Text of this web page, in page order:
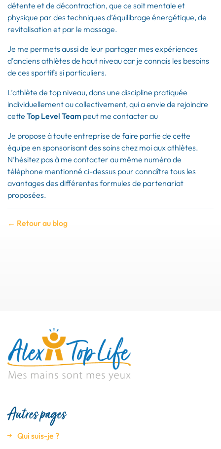
détente et de décontraction, que ce soit mentale et
physique par des techniques d’équilibrage énergétique, de
revitalisation et par le massage.
Je me permets aussi de leur partager mes expériences
d’anciens athlètes de haut niveau car je connais les besoins
de ces sportifs si particuliers.
L’athlète de top niveau, dans une discipline pratiquée
individuellement ou collectivement, qui a envie de rejoindre
cette Top Level Team peut me contacter au
Je propose à toute entreprise de faire partie de cette
équipe en sponsorisant des soins chez moi aux athlètes.
N’hésitez pas à me contacter au même numéro de
téléphone mentionné ci-dessus pour connaître tous les
avantages des différentes formules de partenariat
proposées.
← Retour au blog
Autres pages
Qui suis-je ?